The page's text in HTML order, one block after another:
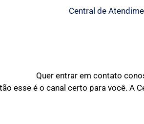
Central de
Quer entrar em contato
esse é o canal certo para você. A